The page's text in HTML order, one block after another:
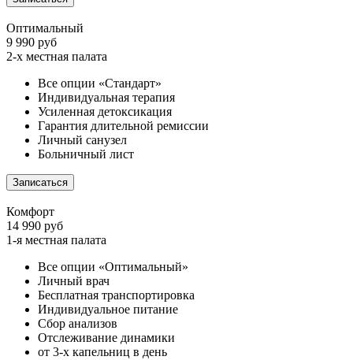
Оптимальный
9 990 руб
2-х местная палата
Все опции «Стандарт»
Индивидуальная терапия
Усиленная детоксикация
Гарантия длительной ремиссии
Личный санузел
Больничный лист
Записаться
Комфорт
14 990 руб
1-я местная палата
Все опции «Оптимальный»
Личный врач
Бесплатная транспортировка
Индивидуальное питание
Сбор анализов
Отслеживание динамики
от 3-х капельниц в день